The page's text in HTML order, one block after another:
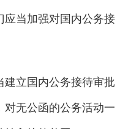
应当加强对国内公务接
立国内公务接待审批
无公函的公务活动一